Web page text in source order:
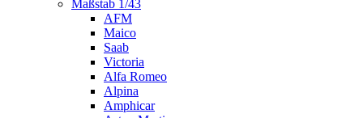
Maßstab 1/43
AFM
Maico
Saab
Victoria
Alfa Romeo
Alpina
Amphicar